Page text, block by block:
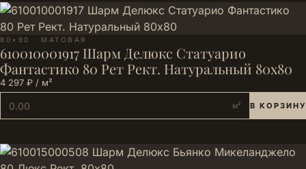
80×80 · МАТОВАЯ
610010001917 Шарм Делюкс Статуарио
Фантастико 80 Рет Рект. Натуральный 80х80
4 297 ₽ / м²
м² В КОРЗИНУ